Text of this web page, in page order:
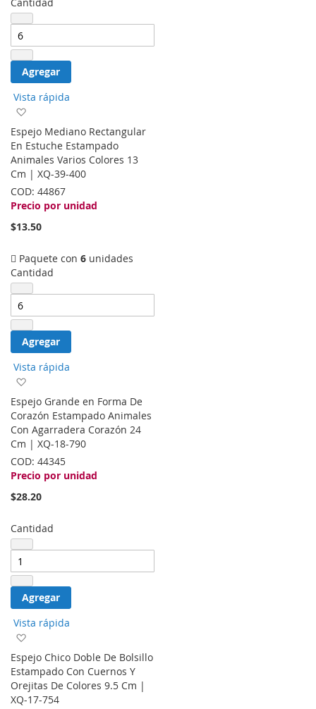
Cantidad
Agregar
Vista rápida
la
lista
de
deseos
Espejo Mediano Rectangular
En Estuche Estampado
Animales Varios Colores 13
Cm | XQ-39-400
COD: 44867
Precio por unidad
$13.50
Paquete con 6 unidades
Cantidad
Agregar
Vista rápida
la
lista
de
deseos
Espejo Grande en Forma De
Corazón Estampado Animales
Con Agarradera Corazón 24
Cm | XQ-18-790
COD: 44345
Precio por unidad
$28.20
Cantidad
Agregar
Vista rápida
la
lista
de
Espejo Chico Doble De Bolsillo
Estampado Con Cuernos Y
Orejitas De Colores 9.5 Cm |
XQ-17-754